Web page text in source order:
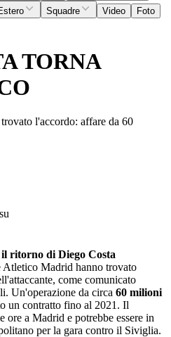
Squadre Video
Foto
TORNA
l'accordo: affare da 60
ritorno di Diego Costa
Atletico Madrid hanno trovato
come comunicato
Un'operazione da circa 60 milioni
un contratto fino al 2021. Il
ore a Madrid e potrebbe essere in
per la gara contro il Siviglia.